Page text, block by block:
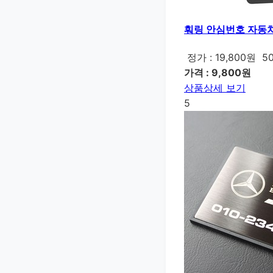
훠링 안심번호 자동
정가 : 19,800원
가격 : 9,800원
상품상세 보기
5